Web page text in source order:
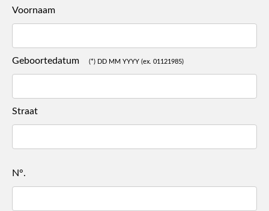
Voornaam
Geboortedatum (*) DD MM YYYY (ex. 01121985)
Straat
N°.